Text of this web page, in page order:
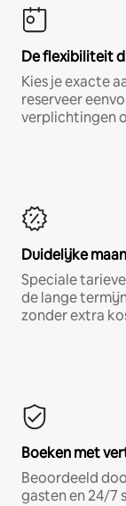
De flexibiliteit
Kies je exacte
reserveer
verplichtingen
Duidelijke
Speciale
de lange
zonder extra
Boeken met
Beoordeeld
gasten en 24/7